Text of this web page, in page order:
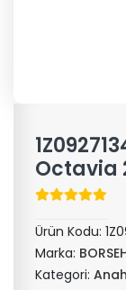
Octavia
Ürün Kodu:
Marka:
Kategori: